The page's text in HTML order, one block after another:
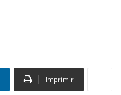
Imprimir